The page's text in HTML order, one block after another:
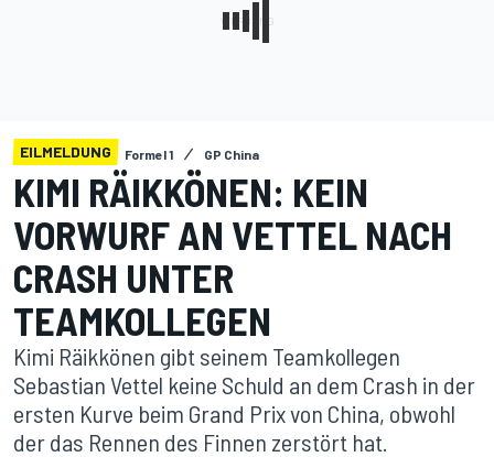
EILMELDUNG Formel 1 GP China
KIMI RÄIKKÖNEN: KEIN
VORWURF AN VETTEL NACH
CRASH UNTER
TEAMKOLLEGEN
Kimi Räikkönen gibt seinem Teamkollegen
Sebastian Vettel keine Schuld an dem Crash in der
ersten Kurve beim Grand Prix von China, obwohl
der das Rennen des Finnen zerstört hat.